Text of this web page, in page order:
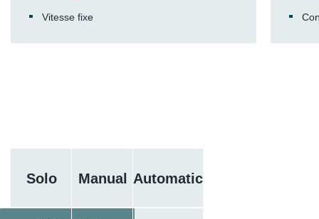
Vitesse fixe
Solo Manual Automatic